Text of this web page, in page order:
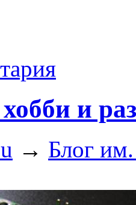
и
→ Блог